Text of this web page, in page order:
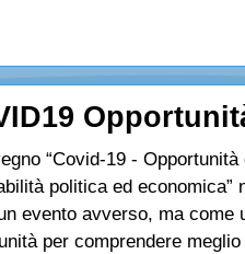
“Covid-19 -
politica ed economica”
evento avverso, ma come
per comprendere